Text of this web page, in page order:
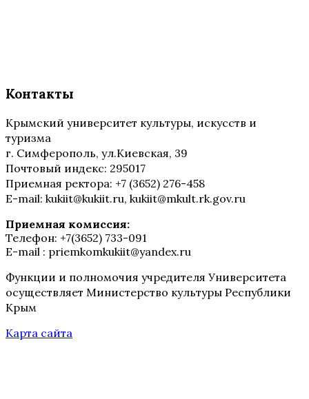
Контакты
Крымский университет культуры, искусств и
туризма
г. Симферополь, ул.Киевская, 39
Почтовый индекс: 295017
Приемная ректора: +7 (3652) 276-458
E-mail: kukiit@kukiit.ru, kukiit@mkult.rk.gov.ru
Приемная комиссия:
Телефон: +7(3652) 733-091
E-mail : priemkomkukiit@yandex.ru
Функции и полномочия учредителя Университета
осуществляет Министерство культуры Республики
Крым
Карта сайта